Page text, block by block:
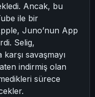
Ancak, bu
ile bir
Juno’nun App
Selig,
karşı savaşmayı
indirmiş olan
sürece